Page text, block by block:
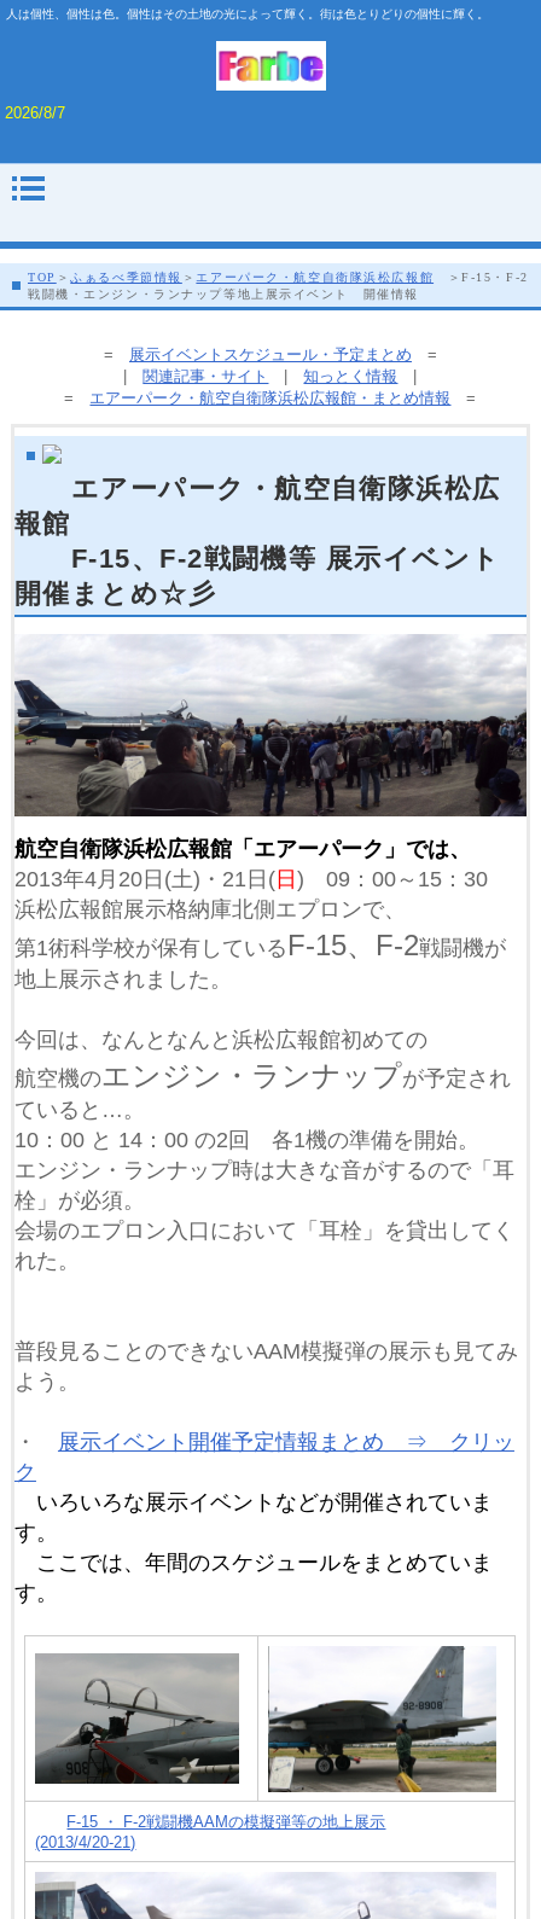
人は個性、個性は色。個性はその土地の光によって輝く。街は色とりどりの個性に輝く。
2026/8/7
TOP ＞ ふぁるべ季節情報 ＞ エアーパーク・航空自衛隊浜松広報館 ＞F-15・F-2
戦闘機・エンジン・ランナップ等地上展示イベント 開催情報
= 展示イベントスケジュール・予定まとめ =
|関連記事・サイト |知っとく情報 |
= エアーパーク・航空自衛隊浜松広報館・まとめ情報 =
エアーパーク・航空自衛隊浜松広
報館
F-15、F-2戦闘機等 展示イベント
開催まとめ☆彡
航空自衛隊浜松広報館「エアーパーク」では、
2013年4月20日(土)・21日(日 ) 09：00～15：30
浜松広報館展示格納庫北側エプロンで、
第1術科学校が保有している F-15、F-2戦闘機が
地上展示されました。
今回は、なんとなんと浜松広報館初めての
航空機のエンジン・ランナップが予定され
ていると…。
10：00 と 14：00 の2回 各1機の準備を開始。
エンジン・ランナップ時は大きな音がするので「耳
栓」が必須。
会場のエプロン入口において「耳栓」を貸出してく
れた。
普段見ることのできないAAM模擬弾の展示も見てみ
よう。
・
展示イベント開催予定情報まとめ ⇒ クリッ
ク
いろいろな展示イベントなどが開催されていま
す。
ここでは、年間のスケジュールをまとめていま
す。
F-15 ・ F-2戦闘機AAMの模擬弾等の地上展示
(2013/4/20-21)